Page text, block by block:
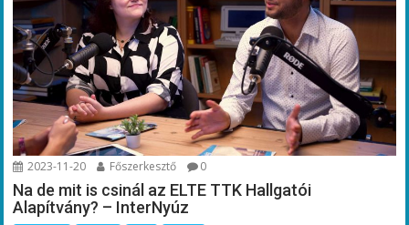
2023-11-20 Főszerkesztő 0
Na de mit is csinál az ELTE TTK Hallgatói
Alapítvány? – InterNyúz